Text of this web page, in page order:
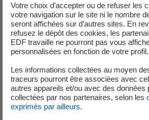
l’équipe de quart elle-même avant la
l’installation a aussitôt été remise en
événement a conduit la Direction
événement significatif de sûreté de
l'échelle INES, le 17 juillet 2025.
Evénements significatifs pour
Déclaration d’un événement
Votre choix d’accepter ou de refuser les
votre navigation sur le site ni le nombre
seront affichées sur d’autres sites. En
refusez le dépôt des cookies, les
EDF travaille ne pourront pas vous
personnalisées en fonction de votre profil.
Les informations collectées au moyen
traceurs pourront être associées avec
autres appareils et/ou avec des données
collectées par nos partenaires, selon les
exprimés par ailleurs.